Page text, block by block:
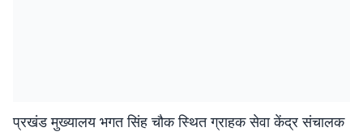
प्रखंड मुख्यालय भगत सिंह चौक स्थित ग्राहक सेवा केंद्र संचालक